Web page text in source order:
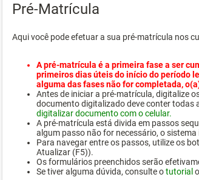
Pré-Matrícula
Aqui você pode efetuar a sua pré-matrícula nos
A pré-matrícula é a primeira fase a ser
primeiros dias úteis do início do período
alguma das fases não for completada,
Antes de iniciar a pré-matrícula, digitalize
documento digitalizado deve conter todas
digitalizar documento com o celular.
A pré-matrícula está divida em passos
algum passo não for necessário, o
Para navegar entre os passos, utilize os
Atualizar (F5)).
Os formulários preenchidos serão
Se tiver alguma dúvida, consulte otutorial